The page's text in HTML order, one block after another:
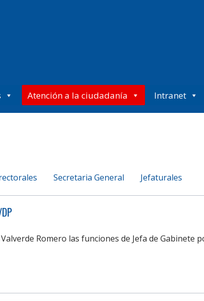
Atención a la ciudadanía Intranet
Secretaria General Jefaturales
Romero las funciones de Jefa de